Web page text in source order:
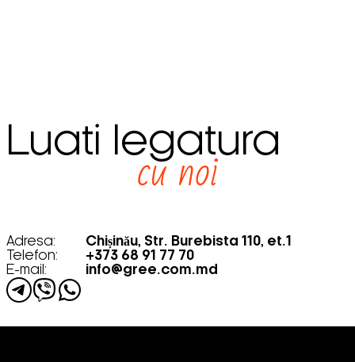
Luati legatura
cu noi
Adresa:
Chișinău, Str. Burebista 110, et.1
Telefon:
+373 68 91 77 70
E-mail:
info@gree.com.md